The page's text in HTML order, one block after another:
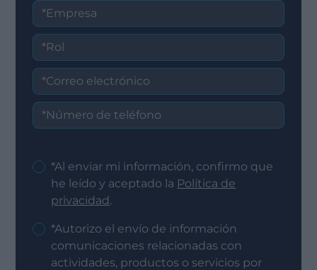
*Al enviar mi información, confirmo que
he leído y aceptado la Política de
privacidad.
*Autorizo el envío de información
comunicaciones relacionadas con
actividades, productos o servicios por